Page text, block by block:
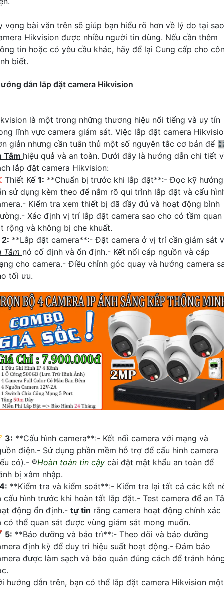
vọng bài văn trên sẽ giúp bạn hiểu rõ hơn về lý do tại sao
Hikvision được nhiều người tin dùng. Nếu cần thêm
tin hoặc có yêu cầu khác, hãy để lại Cung cấp cho
biết.
dẫn lắp đặt camera Hikvision
là một trong những thương hiệu nổi tiếng và uy tín
lĩnh vực camera giám sát. Việc lắp đặt camera
giản nhưng cần tuân thủ một số nguyên tắc cơ bản để
Tâm hiệu quả và an toàn. Dưới đây là hướng dẫn chi tiết
lắp đặt camera Hikvision:
Thiết Kế 1: **Chuẩn bị trước khi lắp đặt**:- Đọc kỹ hướng
sử dụng kèm theo để nắm rõ qui trình lắp đặt và cấu
Kiểm tra xem thiết bị đã đầy đủ và hoạt động bình
Xác định vị trí lắp đặt camera sao cho có tầm quan
rộng và không bị che khuất.
2: **Lắp đặt camera**:- Đặt camera ở vị trí cần giám sát
Tâm nó cố định và ổn định.- Kết nối cáp nguồn và cáp
cho camera.- Điều chỉnh góc quay và hướng camera
tối ưu.
3: **Cấu hình camera**:- Kết nối camera với mạng và
điện.- Sử dụng phần mềm hỗ trợ để cấu hình camera
có).- ®️Hoàn toàn tin cậy cài đặt mật khẩu an toàn để
bị xâm nhập.
4: **Kiểm tra và kiểm soát**:- Kiểm tra lại tất cả các kết
cấu hình trước khi hoàn tất lắp đặt.- Test camera để an
động ổn định.- tự tin rằng camera hoạt động chính xác
có thể quan sát được vùng giám sát mong muốn.
5: **Bảo dưỡng và bảo trì**:- Theo dõi và bảo dưỡng
định kỳ để duy trì hiệu suất hoạt động.- Đảm bảo
được làm sạch và bảo quản đúng cách để tránh
hướng dẫn trên, bạn có thể lắp đặt camera Hikvision một